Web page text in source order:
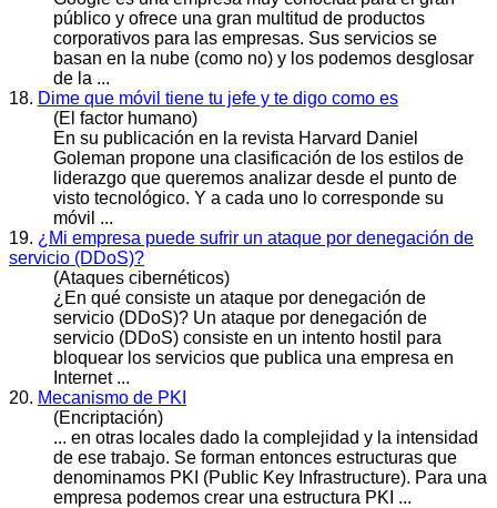
público y ofrece una gran multitud de productos
corporativos para las empresas. Sus servicios se
basan en la nube (como no) y los podemos desglosar
de la ...
18. Dime que móvil tiene tu jefe y te digo como es
(El factor humano)
En su publicación en la revista Harvard Daniel
Goleman propone una clasificación de los estilos de
liderazgo que queremos analizar desde el punto de
visto tecnológico. Y a cada uno lo corresponde su
móvil ...
19. ¿Mi empresa puede sufrir un ataque por denegación de
servicio (DDoS)?
(Ataques cibernéticos)
¿En qué consiste un ataque por denegación de
servicio (DDoS)? Un ataque por denegación de
servicio (DDoS) consiste en un intento hostil para
bloquear los servicios que publica una empresa en
Internet ...
20. Mecanismo de PKI
(Encriptación)
... en otras locales dado la complejidad y la intensidad
de ese trabajo. Se forman entonces estructuras que
denominamos PKI (Public Key Infrastructure). Para una
empresa podemos crear una estructura PKI ...